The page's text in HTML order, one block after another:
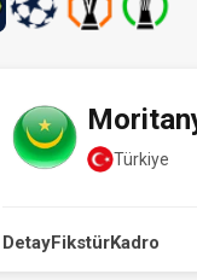
Türkiye
DetayFikstürKadro